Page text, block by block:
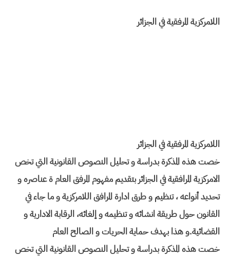
اللامركزية المرفقية في الجزائر
اللامركزية المرفقية في الجزائر
خصت هذه المذكرة بدراسة و تحليل النصوص القانونية التي تخص
الامركزية المرافقية في الجزائر بتقديم مفهوم المرفق العام ة عناصره و
تحديد أنواعه ، تنظيم و طرق ادارة المرافق اللامركزية و ما جاء في
القانون حول طريقة انشائه و تنظيمه و إلغائه، الرقابة الادارية و
القضائية.و هذا بهدف حماية الحريات و الصالح العام
خصت هذه المذكرة بدراسة و تحليل النصوص القانونية التي تخص